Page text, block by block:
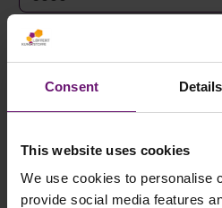
Consent Details
This website uses cookies
We use cookies to personalise
provide social media features
In den